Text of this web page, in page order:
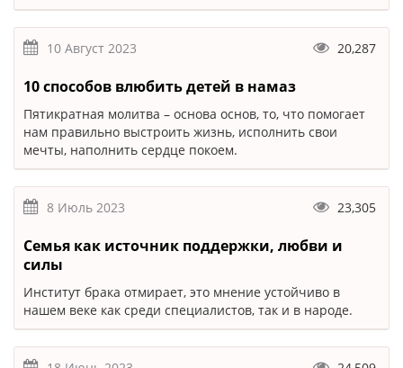
10 Август 2023 20,287
10 способов влюбить детей в намаз
Пятикратная молитва – основа основ, то, что помогает
нам правильно выстроить жизнь, исполнить свои
мечты, наполнить сердце покоем.
8 Июль 2023 23,305
Семья как источник поддержки, любви и
силы
Институт брака отмирает, это мнение устойчиво в
нашем веке как среди специалистов, так и в народе.